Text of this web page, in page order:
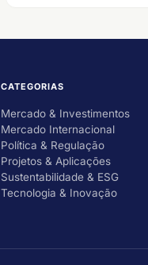
CATEGORIAS
Mercado & Investimentos
Mercado Internacional
Política & Regulação
Projetos & Aplicações
Sustentabilidade & ESG
Tecnologia & Inovação